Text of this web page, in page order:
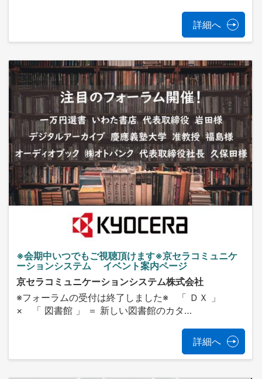
詳細へ
※会期中いつでもご視聴頂けます※京セラコミュニケ
ーションシステム イベント案内ページ
京セラコミュニケーションシステム株式会社
※フォーラムの受付は終了しました※ 「 ＤＸ 」
× 「 図書館 」 ＝ 新しい図書館のカタ…
詳細へ